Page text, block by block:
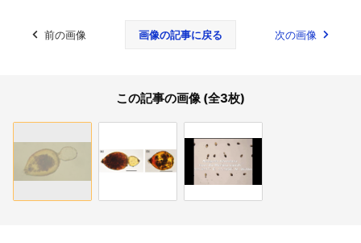
前の画像 画像の記事に戻る 次の画像
この記事の画像 (全3枚)